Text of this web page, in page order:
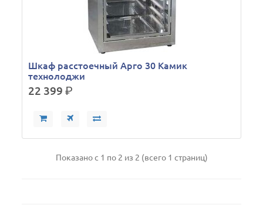
Шкаф расстоечный Арго 30 Камик
технолоджи
22 399р.
Показано с 1 по 2 из 2 (всего 1 страниц)